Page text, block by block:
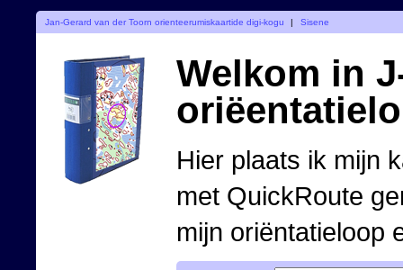
Jan-Gerard van der Toorn orienteerumiskaartide digi-kogu | Sisene
Welkom in
Hier plaats ik mijn
met QuickRoute
mijn oriëntatieloop